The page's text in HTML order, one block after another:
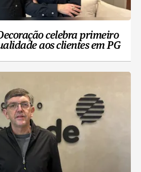
celebra primeiro
aos clientes em PG